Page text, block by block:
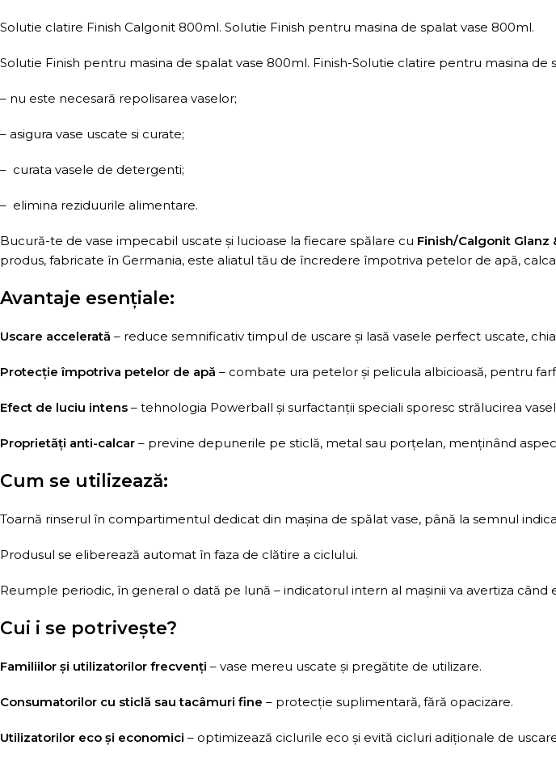
Solutie clatire Finish Calgonit 800ml. Solutie Finish pentru masina de spalat vase 800ml.
Solutie Finish pentru masina de spalat vase 800ml. Finish-Solutie clatire pentru masina de
– nu este necesară repolisarea vaselor;
– asigura vase uscate si curate;
– curata vasele de detergenti;
– elimina reziduurile alimentare.
Bucură-te de vase impecabil uscate și lucioase la fiecare spălare cu Finish/Calgonit Glanz
produs, fabricate în Germania, este aliatul tău de încredere împotriva petelor de apă,
Avantaje esențiale:
Uscare accelerată – reduce semnificativ timpul de uscare și lasă vasele perfect uscate,
Protecție împotriva petelor de apă – combate ura petelor și pelicula albicioasă, pentru
Efect de luciu intens – tehnologia Powerball și surfactanții speciali sporesc strălucirea
Proprietăți anti-calcar – previne depunerile pe sticlă, metal sau porțelan, menținând
Cum se utilizează:
Toarnă rinserul în compartimentul dedicat din mașina de spălat vase, până la semnul
Produsul se eliberează automat în faza de clătire a ciclului.
Reumple periodic, în general o dată pe lună – indicatorul intern al mașinii va avertiza când
Cui i se potrivește?
Familiilor și utilizatorilor frecvenți – vase mereu uscate și pregătite de utilizare.
Consumatorilor cu sticlă sau tacâmuri fine – protecție suplimentară, fără opacizare.
Utilizatorilor eco și economici – optimizează ciclurile eco și evită cicluri adiționale de